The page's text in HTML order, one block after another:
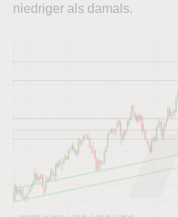
niedriger als damals.